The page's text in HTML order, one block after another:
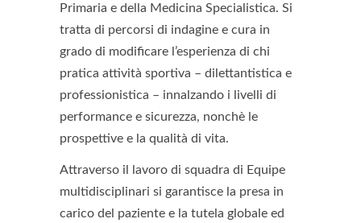
Primaria e della Medicina Specialistica. Si
tratta di percorsi di indagine e cura in
grado di modificare l’esperienza di chi
pratica attività sportiva – dilettantistica e
professionistica – innalzando i livelli di
performance e sicurezza, nonchè le
prospettive e la qualità di vita.
Attraverso il lavoro di squadra di Equipe
multidisciplinari si garantisce la presa in
carico del paziente e la tutela globale ed